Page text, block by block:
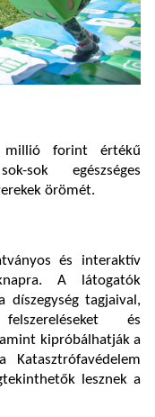
forint értékű
sok egészséges
örömét.
és interaktív
A látogatók
díszegység tagjaival,
és
kipróbálhatják a
Katasztrófavédelem
lesznek a